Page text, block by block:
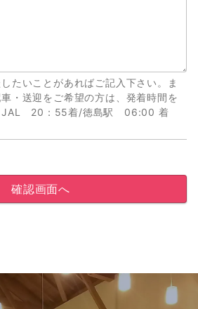
たいことがあればご記入下さい。ま
・送迎をご希望の方は、発着時間を
JAL 20：55着/徳島駅 06:00 着
確認画面へ